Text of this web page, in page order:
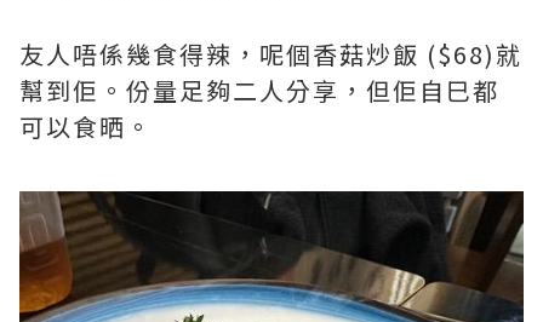
友人唔係幾食得辣，呢個香菇炒飯 ($68)就
幫到佢。份量足夠二人分享，但佢自巳都
可以食晒。